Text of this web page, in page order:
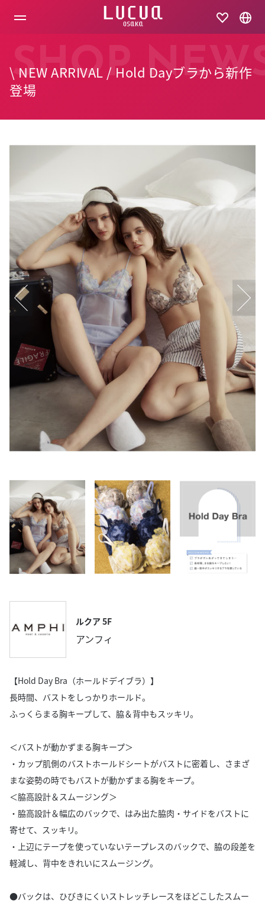
\ NEW ARRIVAL / Hold Dayブラから新作
登場
SHOP
ルクア 5F
アンフィ
【Hold Day Bra（ホールドデイブラ）】
長時間、バストをしっかりホールド。
ふっくらまる胸キープして、脇＆背中もスッキリ。
＜バストが動かずまる胸キープ＞
・カップ肌側のバストホールドシートがバストに密着し、さまざ
まな姿勢の時でもバストが動かずまる胸をキープ。
＜脇高設計＆スムージング＞
・脇高設計＆幅広のバックで、はみ出た脇肉・サイドをバストに
寄せて、スッキリ。
・上辺にテープを使っていないテープレスのバックで、脇の段差を
軽減し、背中をきれいにスムージング。
●バックは、ひびきにくいストレッチレースをほどこしたスムー